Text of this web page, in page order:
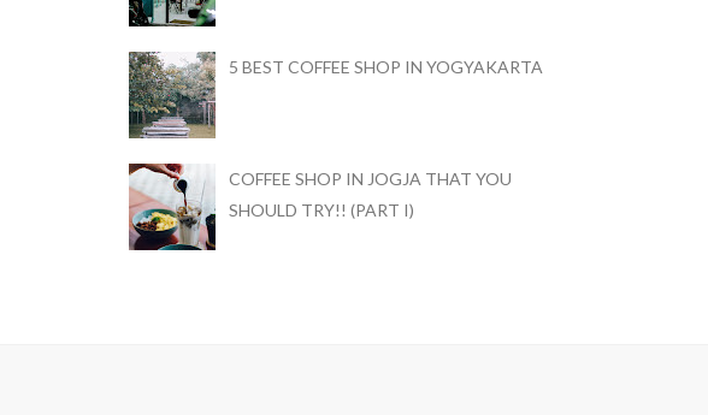
5 BEST COFFEE SHOP IN YOGYAKARTA
COFFEE SHOP IN JOGJA THAT YOU
SHOULD TRY!! (PART I)